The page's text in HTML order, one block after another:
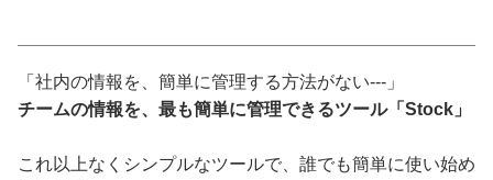
「社内の情報を、簡単に管理する方法がない---」
チームの情報を、最も簡単に管理できるツール「Stock」
これ以上なくシンプルなツールで、誰でも簡単に使い始め